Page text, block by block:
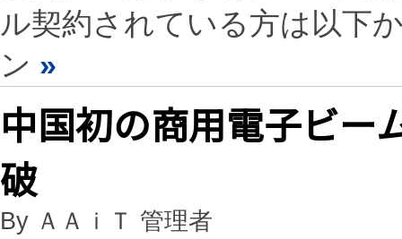
ル契約されている方は以下
ン »
中国初の商用電子ビー
破
By ＡＡｉＴ 管理者